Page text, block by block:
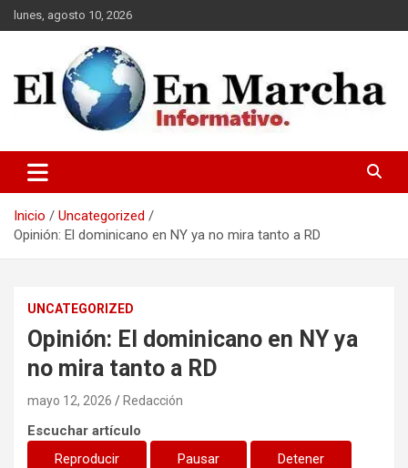
Saltar
al
lunes, agosto 10, 2026
elmundoenmarcha.net
Inicio
Uncategorized
Opinión: El dominicano en NY ya no mira tanto a RD
UNCATEGORIZED
Opinión: El dominicano en NY ya
no mira tanto a RD
mayo 12, 2026 Redacción
Escuchar artículo
Reproducir
Pausar Detener